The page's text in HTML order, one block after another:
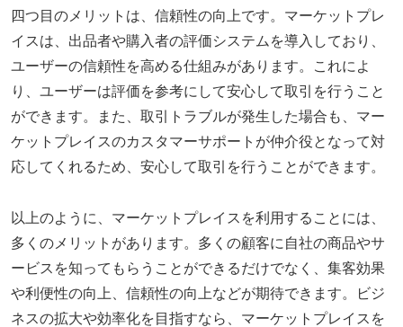
四つ目のメリットは、信頼性の向上です。マーケットプレ
イスは、出品者や購入者の評価システムを導入しており、
ユーザーの信頼性を高める仕組みがあります。これによ
り、ユーザーは評価を参考にして安心して取引を行うこと
ができます。また、取引トラブルが発生した場合も、マー
ケットプレイスのカスタマーサポートが仲介役となって対
応してくれるため、安心して取引を行うことができます。
以上のように、マーケットプレイスを利用することには、
多くのメリットがあります。多くの顧客に自社の商品やサ
ービスを知ってもらうことができるだけでなく、集客効果
や利便性の向上、信頼性の向上などが期待できます。ビジ
ネスの拡大や効率化を目指すなら、マーケットプレイスを